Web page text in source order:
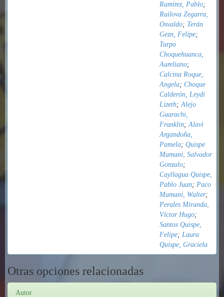
Ramirez, Pablo;
Ruilova Zegarra,
Osvaldo; Terán
Gezn, Felipe;
Turpo
Choquehuanca,
Aureliano;
Calcina Roque,
Angela; Choque
Calderón, Leydi
Lizeth;Alejo
Guarachi,
Franklin;Alavi
Argandoña,
Pamela; Quispe
Mamani, Salvador
Gonzalo;
Cayllagua Quispe,
Pablo Juan; Paco
Mamani, Walter;
Perales Miranda,
Víctor Hugo;
Santos Quispe,
Felipe; Laura
Quispe, Graciela
Otras opciones relacionadas
Autor